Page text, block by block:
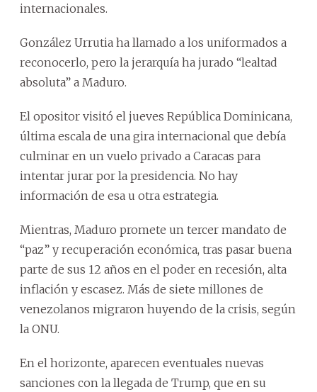
internacionales.
González Urrutia ha llamado a los uniformados a
reconocerlo, pero la jerarquía ha jurado “lealtad
absoluta” a Maduro.
El opositor visitó el jueves República Dominicana,
última escala de una gira internacional que debía
culminar en un vuelo privado a Caracas para
intentar jurar por la presidencia. No hay
información de esa u otra estrategia.
Mientras, Maduro promete un tercer mandato de
“paz” y recuperación económica, tras pasar buena
parte de sus 12 años en el poder en recesión, alta
inflación y escasez. Más de siete millones de
venezolanos migraron huyendo de la crisis, según
la ONU.
En el horizonte, aparecen eventuales nuevas
sanciones con la llegada de Trump, que en su